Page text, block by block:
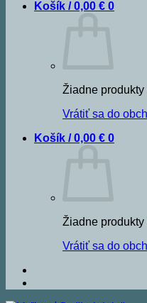
Košík /0,00 € 0
Žiadne produkty
Vrátiť sa do
Košík /0,00 € 0
Žiadne produkty
Vrátiť sa do